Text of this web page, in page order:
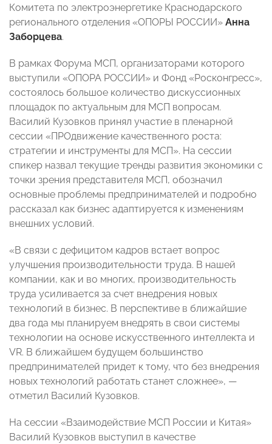
Комитета по электроэнергетике Краснодарского
регионального отделения «ОПОРЫ РОССИИ» Анна
Заборцева.
В рамках Форума МСП, организаторами которого
выступили «ОПОРА РОССИИ» и Фонд «Росконгресс»,
состоялось большое количество дискуссионных
площадок по актуальным для МСП вопросам.
Василий Кузовков принял участие в пленарной
сессии «ПРОдвижение качественного роста:
стратегии и инструменты для МСП». На сессии
спикер назвал текущие тренды развития экономики с
точки зрения представителя МСП, обозначил
основные проблемы предпринимателей и подробно
рассказал как бизнес адаптируется к изменениям
внешних условий.
«В связи с дефицитом кадров встает вопрос
улучшения производительности труда. В нашей
компании, как и во многих, производительность
труда усиливается за счет внедрения новых
технологий в бизнес. В перспективе в ближайшие
два года мы планируем внедрять в свои системы
технологии на основе искусственного интеллекта и
VR. В ближайшем будущем большинство
предпринимателей придет к тому, что без внедрения
новых технологий работать станет сложнее», —
отметил Василий Кузовков.
На сессии «Взаимодействие МСП России и Китая»
Василий Кузовков выступил в качестве